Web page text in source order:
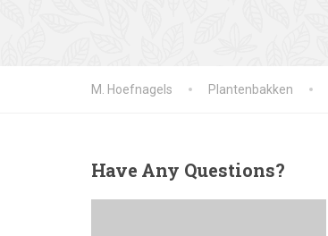
M. Hoefnagels Plantenbakken
HaveAny Questions?